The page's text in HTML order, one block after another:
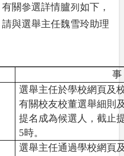
關參選詳情臚列如下，
與選舉主任魏雪玲助理
事
選舉主任於學校網頁及
有關校友校董選舉細則
提名成為候選人，截止
5時。
選舉主任通過學校網頁